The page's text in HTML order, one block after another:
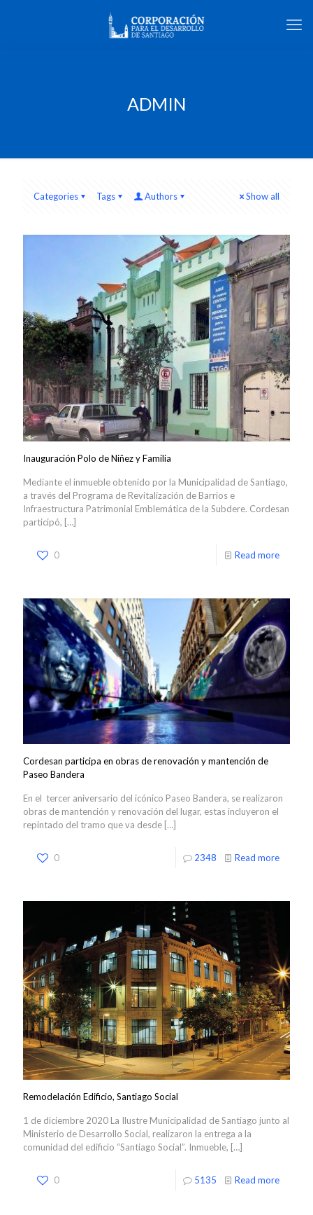
ADMIN
Categories Tags Authors Show all
Inauguración Polo de Niñez y Familia
Mediante el inmueble obtenido por la Municipalidad de Santiago,
a través del Programa de Revitalización de Barrios e
Infraestructura Patrimonial Emblemática de la Subdere. Cordesan
participó, […]
0 Read more
Cordesan participa en obras de renovación y mantención de
Paseo Bandera
En el tercer aniversario del icónico Paseo Bandera, se realizaron
obras de mantención y renovación del lugar, estas incluyeron el
repintado del tramo que va desde […]
0 2348 Read more
Remodelación Edificio, Santiago Social
1 de diciembre 2020 La Ilustre Municipalidad de Santiago junto al
Ministerio de Desarrollo Social, realizaron la entrega a la
comunidad del edificio “Santiago Social”. Inmueble, […]
0 5135 Read more